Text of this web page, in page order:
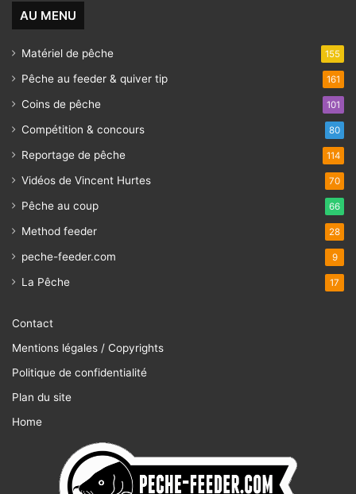
AU MENU
Matériel de pêche 155
Pêche au feeder & quiver tip 161
Coins de pêche 101
Compétition & concours 80
Reportage de pêche 114
Vidéos de Vincent Hurtes 70
Pêche au coup 66
Method feeder 28
peche-feeder.com 9
La Pêche 17
Contact
Mentions légales / Copyrights
Politique de confidentialité
Plan du site
Home